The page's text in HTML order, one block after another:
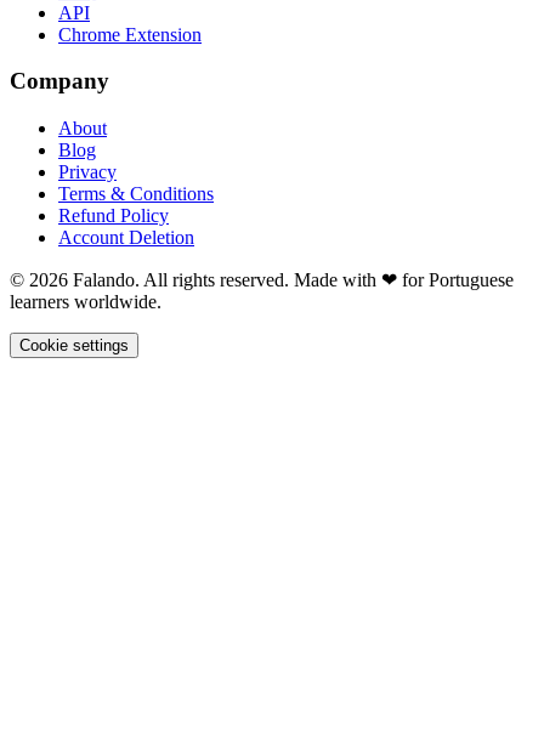
API
Chrome Extension
Company
About
Blog
Privacy
Terms & Conditions
Refund Policy
Account Deletion
© 2026 Falando. All rights reserved. Made with ❤ for Portuguese
learners worldwide.
Cookie settings